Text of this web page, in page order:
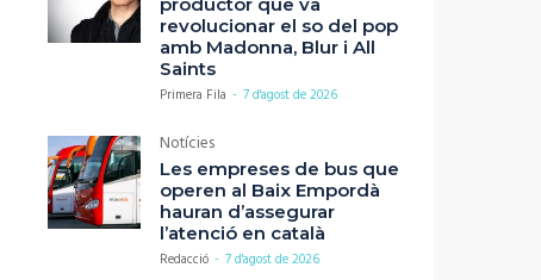
productor que va
revolucionar el so del pop
amb Madonna, Blur i All
Saints
Primera Fila - 7 d'agost de 2026
Notícies
Les empreses de bus que
operen al Baix Empordà
hauran d’assegurar
l’atenció en català
Redacció - 7 d'agost de 2026